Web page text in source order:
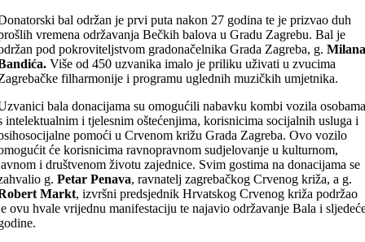
bal održan je prvi puta nakon 27 godina te je prizvao duh
vremena održavanja Bečkih balova u Gradu Zagrebu. Bal je
pod pokroviteljstvom gradonačelnika Grada Zagreba, g.
Više od 450 uzvanika imalo je priliku uživati u zvucima
filharmonije i programu uglednih muzičkih umjetnika.
bala donacijama su omogućili nabavku kombi vozila
intelektualnim i tjelesnim oštećenjima, korisnicima socijalnih usluga i
pomoći u Crvenom križu Grada Zagreba. Ovo vozilo
će korisnicima ravnopravnom sudjelovanje u kulturnom,
i društvenom životu zajednice. Svim gostima na donacijama se
g.Petar Penava, ravnatelj zagrebačkog Crvenog križa, a g.
Markt, izvršni predsjednik Hrvatskog Crvenog križa podržao
ovu hvale vrijednu manifestaciju te najavio održavanje Bala i